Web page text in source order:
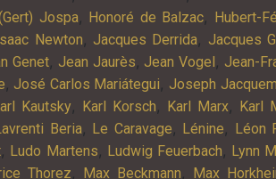
Jospa, Honoré de Balzac, Hubert-
Isaac Newton, Jacques Derrida, Jacques
Genet, Jean Jaurès, Jean Vogel , Jean-
, José Carlos Mariátegui, Joseph
Kautsky, Karl Korsch, Karl Marx, Karl
Beria, Le Caravage, Lénine, Léon
, Ludo Martens, Ludwig Feuerbach, Lynn
Thorez, Max Beckmann, Max